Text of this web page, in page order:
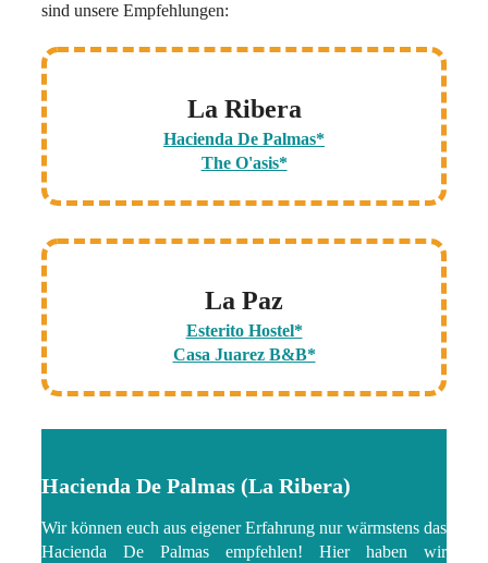
sind unsere Empfehlungen:
La Ribera
Hacienda De Palmas*
The O'asis*
La Paz
Esterito Hostel*
Casa Juarez B&B*
Hacienda De Palmas (La Ribera)
Wir können euch aus eigener Erfahrung nur wärmstens das
Hacienda De Palmas empfehlen! Hier haben wir